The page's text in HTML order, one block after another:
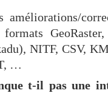
améliorations/
formats
NITF, CSV,
…
t-il pas une